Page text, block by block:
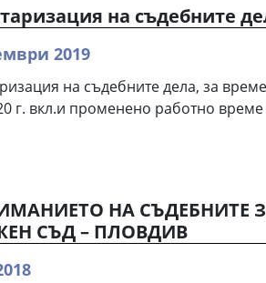
на съдебните
2019
на съдебните дела, за
г. вкл.и променено работно
НА СЪДЕБНИТЕ
СЪД – ПЛОВДИВ